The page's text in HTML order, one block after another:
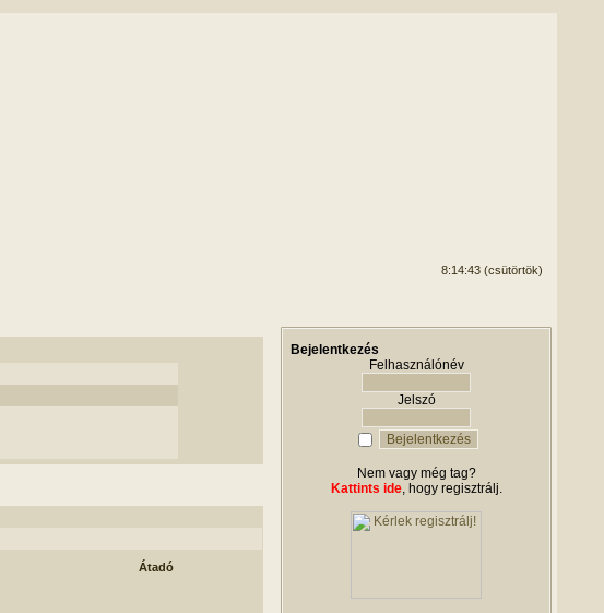
8:14:43 (csütörtök)
Átadó
Bejelentkezés
Felhasználónév
Jelszó
Nem vagy még tag?
Kattints ide, hogy regisztrálj.